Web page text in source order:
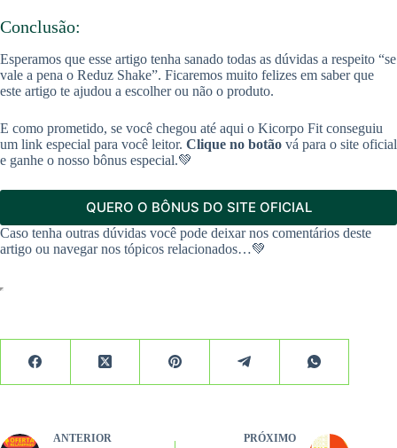
Conclusão:
Esperamos que esse artigo tenha sanado todas as dúvidas a respeito “se
vale a pena o Reduz Shake”. Ficaremos muito felizes em saber que
este artigo te ajudou a escolher ou não o produto.
E como prometido, se você chegou até aqui o Kicorpo Fit conseguiu
um link especial para você leitor. Clique no botão vá para o site oficial
e ganhe o nosso bônus especial.💚
QUERO O BÔNUS DO SITE OFICIAL
Caso tenha outras dúvidas você pode deixar nos comentários deste
artigo ou navegar nos tópicos relacionados…💚
ANTERIOR PRÓXIMO